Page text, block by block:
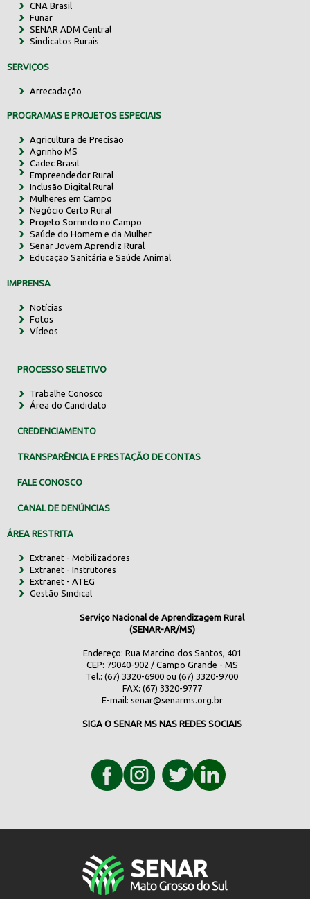
CNA Brasil
Funar
SENAR ADM Central
Sindicatos Rurais
SERVIÇOS
Arrecadação
PROGRAMAS E PROJETOS ESPECIAIS
Agricultura de Precisão
Agrinho MS
Cadec Brasil
Empreendedor Rural
Inclusão Digital Rural
Mulheres em Campo
Negócio Certo Rural
Projeto Sorrindo no Campo
Saúde do Homem e da Mulher
Senar Jovem Aprendiz Rural
Educação Sanitária e Saúde Animal
IMPRENSA
Notícias
Fotos
Vídeos
PROCESSO SELETIVO
Trabalhe Conosco
Área do Candidato
CREDENCIAMENTO
TRANSPARÊNCIA E PRESTAÇÃO DE CONTAS
FALE CONOSCO
CANAL DE DENÚNCIAS
ÁREA RESTRITA
Extranet - Mobilizadores
Extranet - Instrutores
Extranet - ATEG
Gestão Sindical
Serviço Nacional de Aprendizagem Rural
(SENAR-AR/MS)
Endereço: Rua Marcino dos Santos, 401
CEP: 79040-902 / Campo Grande - MS
Tel.: (67) 3320-6900 ou (67) 3320-9700
FAX: (67) 3320-9777
E-mail: senar@senarms.org.br
SIGA O SENAR MS NAS REDES SOCIAIS